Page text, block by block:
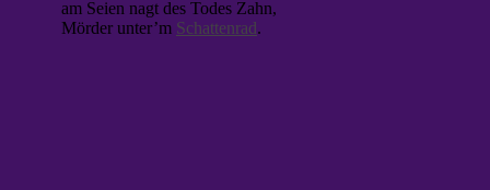
am Seien nagt des Todes Zahn,
Mörder unter’m Schattenrad.